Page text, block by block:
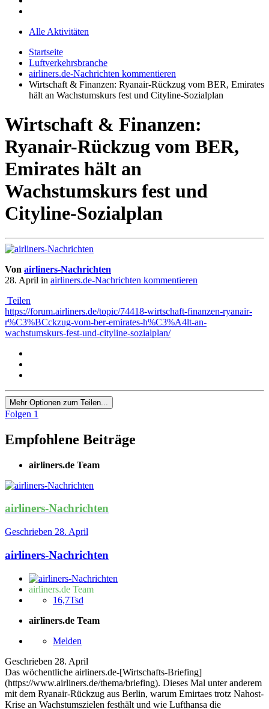
Alle Aktivitäten
Startseite
Luftverkehrsbranche
airliners.de-Nachrichten kommentieren
Wirtschaft & Finanzen: Ryanair-Rückzug vom BER, Emirates
hält an Wachstumskurs fest und Cityline-Sozialplan
Wirtschaft & Finanzen:
Ryanair-Rückzug vom BER,
Emirates hält an
Wachstumskurs fest und
Cityline-Sozialplan
Von airliners-Nachrichten
28. April in airliners.de-Nachrichten kommentieren
Teilen
https://forum.airliners.de/topic/74418-wirtschaft-finanzen-ryanair-
r%C3%BCckzug-vom-ber-emirates-h%C3%A4lt-an-
wachstumskurs-fest-und-cityline-sozialplan/
Mehr Optionen zum Teilen...
Folgen 1
Empfohlene Beiträge
airliners.de Team
airliners-Nachrichten
Geschrieben 28. April
airliners-Nachrichten
airliners.de Team
16,7Tsd
airliners.de Team
Melden
Geschrieben 28. April
Das wöchentliche airliners.de-[Wirtschafts-Briefing]
(https://www.airliners.de/thema/briefing). Dieses Mal unter anderem
mit dem Ryanair-Rückzug aus Berlin, warum Emirtaes trotz Nahost-
Krise an Wachstumszielen festhält und wie Lufthansa die